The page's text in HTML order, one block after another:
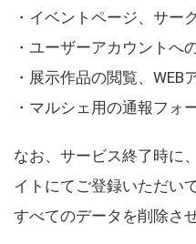
・イベントページ、サー
・ユーザーアカウントへ
・展示作品の閲覧、WEB
・マルシェ用の通報フォ
なお、サービス終了時に
イトにてご登録いただい
すべてのデータを削除さ